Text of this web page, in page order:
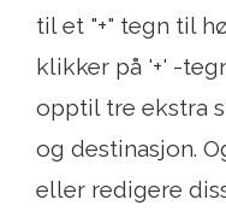
til et "+" tegn til
klikker på '+' -
opptil tre ekstra
og destinasjon.
eller redigere